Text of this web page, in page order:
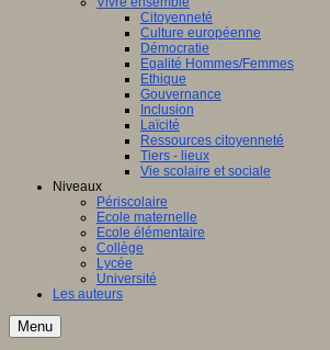
Citoyenneté
Culture européenne
Démocratie
Egalité Hommes/Femmes
Ethique
Gouvernance
Inclusion
Laïcité
Ressources citoyenneté
Tiers - lieux
Vie scolaire et sociale
Niveaux
Périscolaire
Ecole maternelle
Ecole élémentaire
Collège
Lycée
Université
Les auteurs
Menu